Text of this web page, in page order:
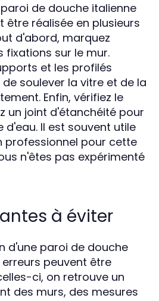
de douche italienne
être réalisée en plusieurs
d'abord, marquez
fixations sur le mur.
et les profilés
soulever la vitre et de la
Enfin, vérifiez le
un joint d'étanchéité pour
Il est souvent utile
professionnel pour cette
n'êtes pas expérimenté
à éviter
d'une paroi de douche
peuvent être
ci, on retrouve un
des murs, des mesures